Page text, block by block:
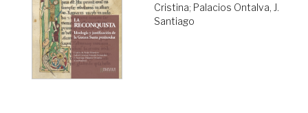
Cristina; Palacios Ontalva, J.
Santiago